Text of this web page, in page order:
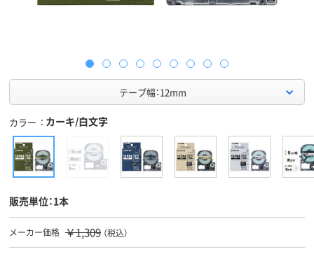
テープ幅：12mm
カラー カーキ/白文字
販売単位：1本
メーカー価格 ￥1,309 （税込）